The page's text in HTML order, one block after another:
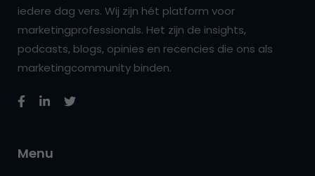
iedere dag vers. Wij zijn hét platform voor
marketingprofessionals. Het zijn de insights,
podcasts, blogs, opinies en recencies die ons als
marketingcommunity binden.
Menu